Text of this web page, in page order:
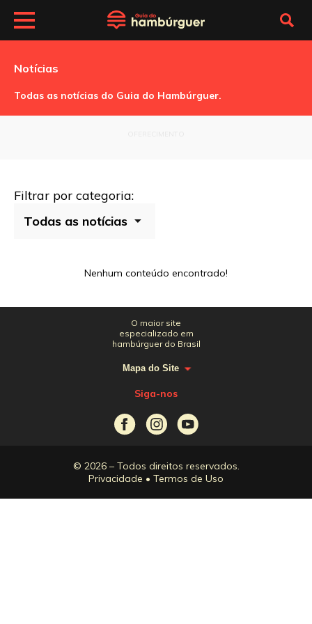
Notícias
Todas as notícias do Guia do Hambúrguer.
Filtrar por categoria:
Nenhum conteúdo encontrado!
O maior site
especializado em
hambúrguer do Brasil
Mapa do Site
Siga-nos
© 2026 – Todos direitos reservados.
Privacidade • Termos de Uso